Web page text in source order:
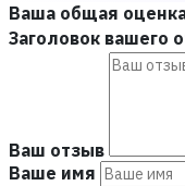
Ваша общая
Заголовок вашего
Ваш отзыв
Ваше имя